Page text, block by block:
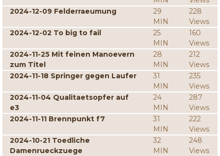
2024-12-09 Felderraeumung
29
MIN
228
Views
2024-12-02 To big to fail
25
MIN
160
Views
2024-11-25 Mit feinen Manoevern
zum Titel
28
MIN
212
Views
2024-11-18 Springer gegen Laufer
31
MIN
235
Views
2024-11-04 Qualitaetsopfer auf
e3
24
MIN
287
Views
2024-11-11 Brennpunkt f7
31
MIN
222
Views
2024-10-21 Toedliche
Damenrueckzuege
32
MIN
248
Views